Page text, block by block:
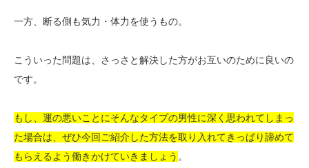
一方、断る側も気力・体力を使うもの。
こういった問題は、さっさと解決した方がお互いのために良いの
です。
もし、運の悪いことにそんなタイプの男性に深く思われてしまっ
た場合は、ぜひ今回ご紹介した方法を取り入れてきっぱり諦めて
もらえるよう働きかけていきましょう 。